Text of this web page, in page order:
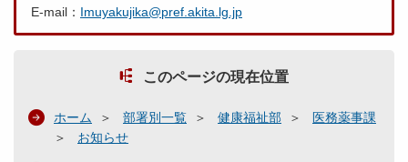
E-mail： Imuyakujika@pref.akita.lg.jp
このページの現在位置
ホーム 部署別一覧 健康福祉部
医務薬事課
お知らせ